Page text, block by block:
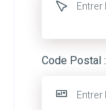
Code Postal :